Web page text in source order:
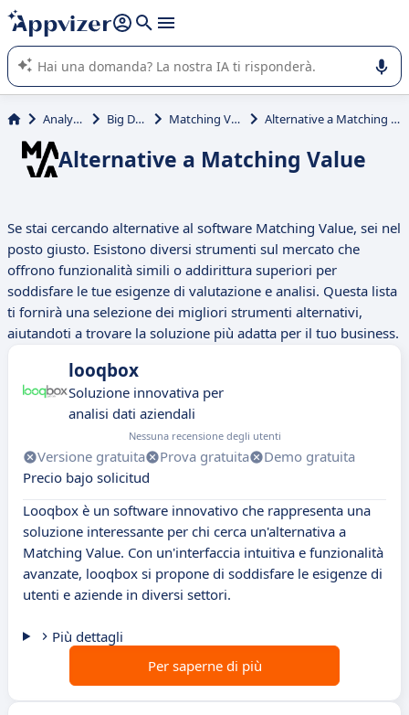
righe con
shift + enter
L'IA di Appvizer vi guida nell'utilizzo o nella scelta di un
software SaaS per la vostra azienda.
Analytics Big Data Matching Value Alternative a Matching Value
Alternative a Matching Value
Se stai cercando alternative al software Matching Value, sei nel
posto giusto. Esistono diversi strumenti sul mercato che
offrono funzionalità simili o addirittura superiori per
soddisfare le tue esigenze di valutazione e analisi. Questa lista
ti fornirà una selezione dei migliori strumenti alternativi,
aiutandoti a trovare la soluzione più adatta per il tuo business.
looqbox
Soluzione innovativa per
analisi dati aziendali
Nessuna recensione degli utenti
Versione gratuita Prova gratuita
Demo gratuita
Precio bajo solicitud
Looqbox è un software innovativo che rappresenta una
soluzione interessante per chi cerca un'alternativa a
Matching Value. Con un'interfaccia intuitiva e funzionalità
avanzate, looqbox si propone di soddisfare le esigenze di
utenti e aziende in diversi settori.
Più dettagli
Per saperne di più